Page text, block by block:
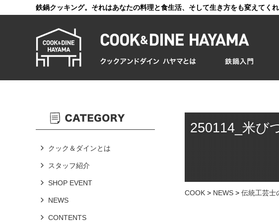
鉄鍋クッキング。それはあなたの料理と食生活、そして生き方をも変えてくれ
250114_米び
COOK > NEWS > 伝統工芸士
クック＆ダインとは
スタッフ紹介
SHOP EVENT
NEWS
CONTENTS